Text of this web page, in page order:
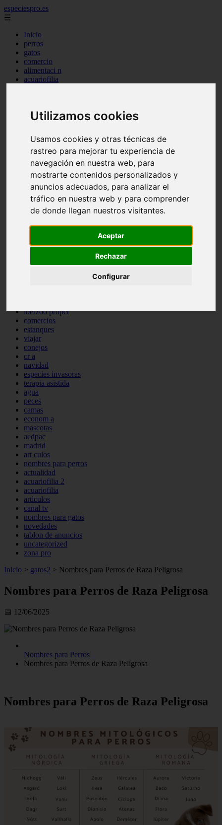
Utilizamos cookies
Usamos cookies y otras técnicas de
rastreo para mejorar tu experiencia de
navegación en nuestra web, para
mostrarte contenidos personalizados y
anuncios adecuados, para analizar el
tráfico en nuestra web y para comprender
de donde llegan nuestros visitantes.
Aceptar
Rechazar
Configurar
especiespro.es
☰
Inicio
perros
gatos
comercio
alimentaci n
acuariofilia
ventas
marketing
bienestar
peque os mam feros
verano
legislaci n
peluquer a
accesorios
peluquer a canina
complementos
reptiles
adopci n
iberzoo propet
comercios
estanques
viajar
conejos
cr a
navidad
especies invasoras
terapia asistida
agua
peces
camas
econom a
mascotas
aedpac
madrid
art culos
nombres para perros
actualidad
acuariofilia 2
acuariofilia
articulos
canal tv
nombres para gatos
novedades
tablon de anuncios
uncategorized
zona pro
Inicio > gatos2 > Nombres para Perros de Raza Peligrosa
Nombres para Perros de Raza Peligrosa
📅 12/06/2025
Nombres para Perros
Nombres para Perros de Raza Peligrosa
Nombres para Perros de Raza Peligrosa